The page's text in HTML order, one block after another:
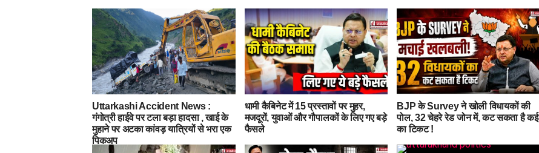
Uttarkashi Accident News :
गंगोत्री हाईवे पर टला बड़ा हादसा , खाई के
मुहाने पर अटका कांवड़ यात्रियों से भरा एक
पिकअप
धामी कैबिनेट में 15 प्रस्तावों पर मुहर,
मजदूरों, युवाओं और गौपालकों के लिए गए बड़े
फैसले
BJP के Survey ने खोली विधायकों की
पोल, 32 चेहरे रेड जोन में, कट सकता है कई
का टिकट !